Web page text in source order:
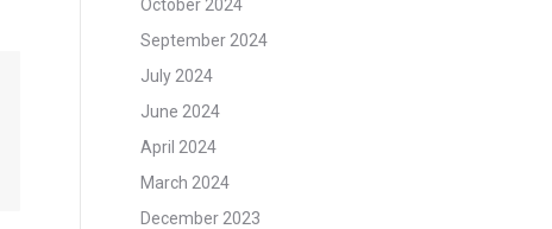
October 2024
September 2024
July 2024
June 2024
April 2024
March 2024
December 2023